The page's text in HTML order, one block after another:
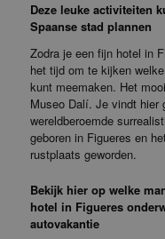
Deze leuke activiteiten
Spaanse stad plannen
Zodra je een fijn hotel in
het tijd om te kijken
kunt meemaken. Het
Museo Dalí. Je vindt hier
wereldberoemde
geboren in Figueres en
rustplaats geworden.
Bekijk hier op welke
hotel in Figueres
autovakantie